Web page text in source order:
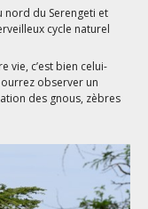
nord du Serengeti et
cycle naturel
vie, c’est bien celui-
observer un
des gnous, zèbres